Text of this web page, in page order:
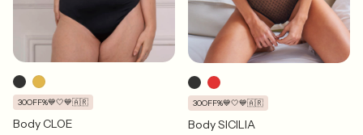
Body CLOE
30OFF%💙🤍💙🇦🇷
Body SICILIA
30OFF%💙🤍💙🇦🇷